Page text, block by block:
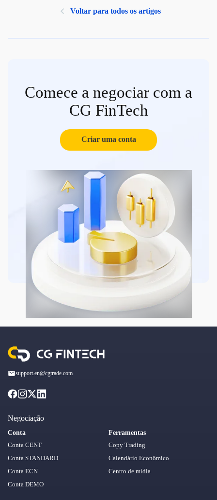
Voltar para todos os artigos
Comece a negociar com a
CG FinTech
Criar uma conta
support.en@cgtrade.com
Negociação
Conta
Conta CENT
Conta STANDARD
Conta ECN
Conta DEMO
Ferramentas
Copy Trading
Calendário Econômico
Centro de mídia